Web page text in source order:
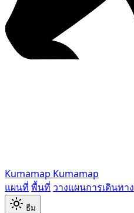
Kumamap Kumamap
แผนที่ พื้นที่ วางแผนการเดินทาง
ธีม